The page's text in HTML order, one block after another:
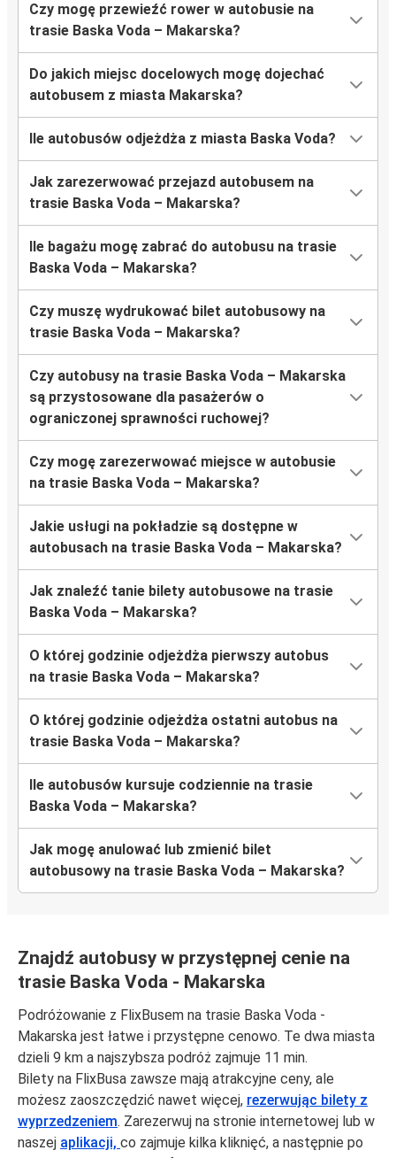
Czy mogę przewieźć rower w autobusie na
trasie Baska Voda – Makarska?
Do jakich miejsc docelowych mogę dojechać
autobusem z miasta Makarska?
Ile autobusów odjeżdża z miasta Baska Voda?
Jak zarezerwować przejazd autobusem na
trasie Baska Voda – Makarska?
Ile bagażu mogę zabrać do autobusu na trasie
Baska Voda – Makarska?
Czy muszę wydrukować bilet autobusowy na
trasie Baska Voda – Makarska?
Czy autobusy na trasie Baska Voda – Makarska
są przystosowane dla pasażerów o
ograniczonej sprawności ruchowej?
Czy mogę zarezerwować miejsce w autobusie
na trasie Baska Voda – Makarska?
Jakie usługi na pokładzie są dostępne w
autobusach na trasie Baska Voda – Makarska?
Jak znaleźć tanie bilety autobusowe na trasie
Baska Voda – Makarska?
O której godzinie odjeżdża pierwszy autobus
na trasie Baska Voda – Makarska?
O której godzinie odjeżdża ostatni autobus na
trasie Baska Voda – Makarska?
Ile autobusów kursuje codziennie na trasie
Baska Voda – Makarska?
Jak mogę anulować lub zmienić bilet
autobusowy na trasie Baska Voda – Makarska?
Znajdź autobusy w przystępnej cenie na
trasie Baska Voda - Makarska
Podróżowanie z FlixBusem na trasie Baska Voda -
Makarska jest łatwe i przystępne cenowo. Te dwa miasta
dzieli 9 km a najszybsza podróż zajmuje 11 min.
Bilety na FlixBusa zawsze mają atrakcyjne ceny, ale
możesz zaoszczędzić nawet więcej, rezerwując bilety z
wyprzedzeniem. Zarezerwuj na stronie internetowej lub w
naszej aplikacji, co zajmuje kilka kliknięć, a następnie po